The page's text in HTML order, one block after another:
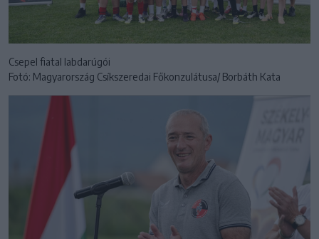
Csepel fiatal labdarúgói
Fotó: Magyarország Csíkszeredai Főkonzulátusa/ Borbáth Kata